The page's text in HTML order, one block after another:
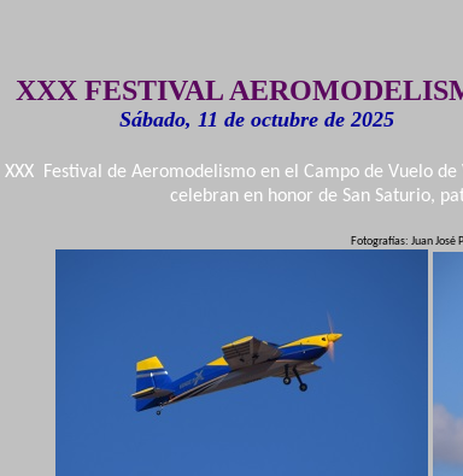
XXX FESTIVAL
Sábado, 11 de octubre de 2025
XXX Festival de Aeromodelismo en el Campo de Vuelo
celebran en honor de San Saturio,
Fotografías: Juan José